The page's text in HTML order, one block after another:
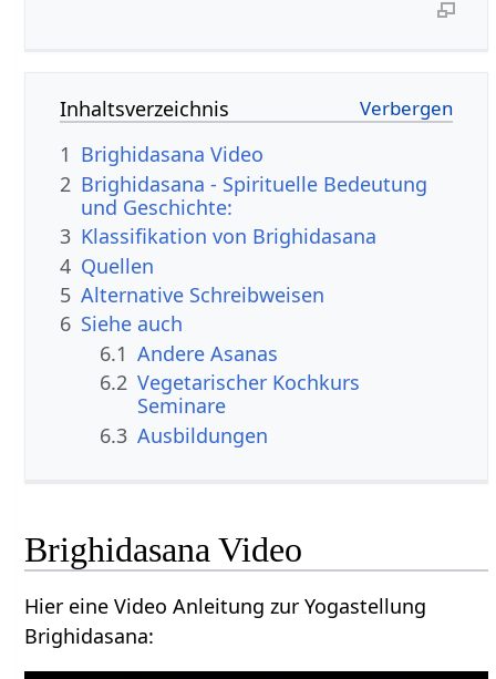
Inhaltsverzeichnis
1 Brighidasana Video
2 Brighidasana - Spirituelle Bedeutung
und Geschichte:
3 Klassifikation von Brighidasana
4 Quellen
5 Alternative Schreibweisen
6 Siehe auch
6.1 Andere Asanas
6.2 Vegetarischer Kochkurs
Seminare
6.3 Ausbildungen
Brighidasana Video
Hier eine Video Anleitung zur Yogastellung
Brighidasana: